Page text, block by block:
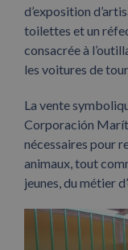
d’exposition
toilettes et un
consacrée à
les voitures de
La vente
Corporación
nécessaires pour
animaux, tout
jeunes, du métier